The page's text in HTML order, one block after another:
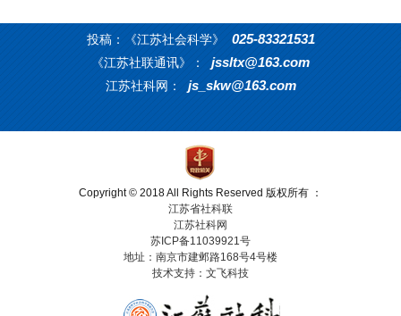
投稿：《江苏社会科学》 025-83321531
《江苏社联通讯》： jssltx@163.com
江苏社科网： js_skw@163.com
Copyright © 2018 All Rights Reserved 版权所有 ：
江苏省社科联
江苏社科网
苏ICP备11039921号
地址：南京市建邺路168号4号楼
技术支持：文飞科技